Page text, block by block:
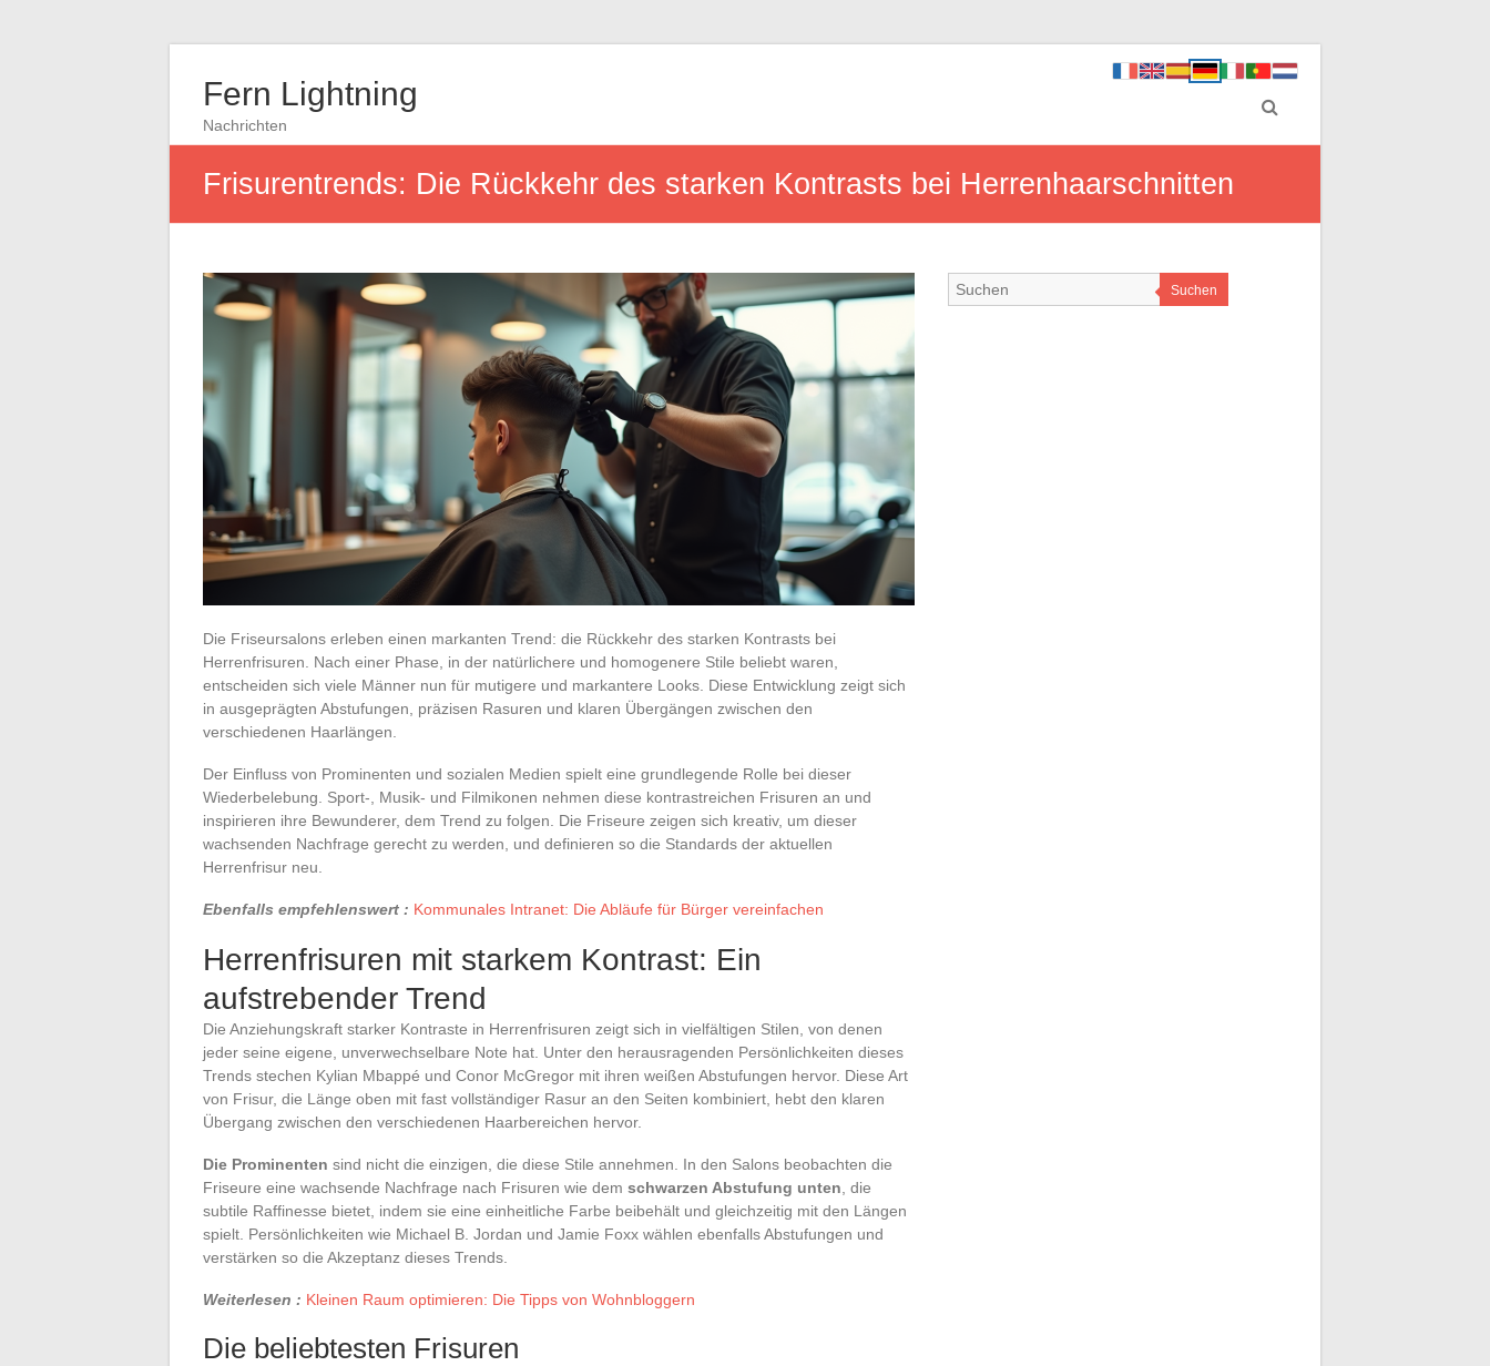
Fern Lightning
Nachrichten
Frisurentrends: Die Rückkehr des starken Kontrasts bei Herrenhaarschnitten
Die Friseursalons erleben einen markanten Trend: die Rückkehr des starken Kontrasts bei
Herrenfrisuren. Nach einer Phase, in der natürlichere und homogenere Stile beliebt waren,
entscheiden sich viele Männer nun für mutigere und markantere Looks. Diese Entwicklung zeigt sich
in ausgeprägten Abstufungen, präzisen Rasuren und klaren Übergängen zwischen den
verschiedenen Haarlängen.
Der Einfluss von Prominenten und sozialen Medien spielt eine grundlegende Rolle bei dieser
Wiederbelebung. Sport-, Musik- und Filmikonen nehmen diese kontrastreichen Frisuren an und
inspirieren ihre Bewunderer, dem Trend zu folgen. Die Friseure zeigen sich kreativ, um dieser
wachsenden Nachfrage gerecht zu werden, und definieren so die Standards der aktuellen
Herrenfrisur neu.
Ebenfalls empfehlenswert : Kommunales Intranet: Die Abläufe für Bürger vereinfachen
Herrenfrisuren mit starkem Kontrast: Ein
aufstrebender Trend
Die Anziehungskraft starker Kontraste in Herrenfrisuren zeigt sich in vielfältigen Stilen, von denen
jeder seine eigene, unverwechselbare Note hat. Unter den herausragenden Persönlichkeiten dieses
Trends stechen Kylian Mbappé und Conor McGregor mit ihren weißen Abstufungen hervor. Diese Art
von Frisur, die Länge oben mit fast vollständiger Rasur an den Seiten kombiniert, hebt den klaren
Übergang zwischen den verschiedenen Haarbereichen hervor.
Die Prominenten sind nicht die einzigen, die diese Stile annehmen. In den Salons beobachten die
Friseure eine wachsende Nachfrage nach Frisuren wie dem schwarzen Abstufung unten , die
subtile Raffinesse bietet, indem sie eine einheitliche Farbe beibehält und gleichzeitig mit den Längen
spielt. Persönlichkeiten wie Michael B. Jordan und Jamie Foxx wählen ebenfalls Abstufungen und
verstärken so die Akzeptanz dieses Trends.
Weiterlesen : Kleinen Raum optimieren: Die Tipps von Wohnbloggern
Die beliebtesten Frisuren
Suchen